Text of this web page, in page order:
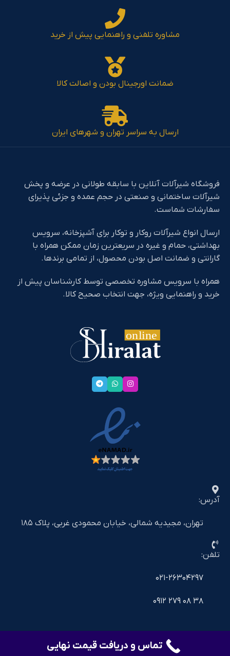
مشاوره تلفنی و راهنمایی پیش از خرید
ضمانت اورجینال بودن و اصالت کالا
ارسال به سراسر تهران و شهرهای ایران
فروشگاه شیرآلات آنلاین با سابقه طولانی در عرضه و پخش
شیرآلات ساختمانی و صنعتی در حجم عمده و جزئی پذیرای
سفارشات شماست.
ارسال انواع شیرآلات روکار و توکار برای آشپزخانه، سرویس
بهداشتی، حمام و غیره در سریعترین زمان ممکن همراه با
گارانتی و ضمانت اصل بودن محصول، از تمامی برندها.
همراه با سرویس مشاوره تخصصی توسط کارشناسان پیش از
خرید و راهنمایی ویژه، جهت انتخاب صحیح کالا.
آدرس:
تهران، مجیدیه شمالی، خیابان محمودی غربی، پلاک ۱۸۵
تلفن:
۰۲۱-۲۶۳۰۴۲۹۷
۳۸ ۰۸ ۲۷۹ ۰۹۱۲
©2025 shiralat.online - All Rights Reserved
تماس و دریافت قیمت نهایی